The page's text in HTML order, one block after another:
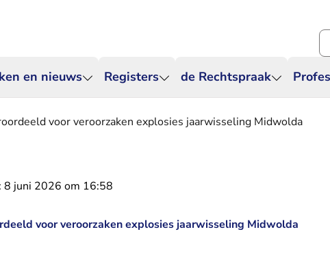
en nieuws Registers de Rechtspraak
voor veroorzaken explosies jaarwisseling Midwolda
8 juni 2026 om 16:58
voor veroorzaken explosies jaarwisseling Midwolda